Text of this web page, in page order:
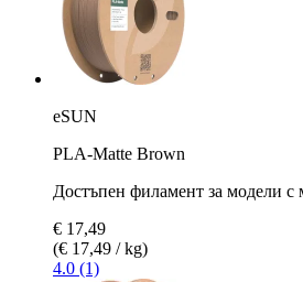
eSUN
PLA-Matte Brown
Достъпен филамент за модели с
€ 17,49
(€ 17,49 / kg)
4.0 (1)